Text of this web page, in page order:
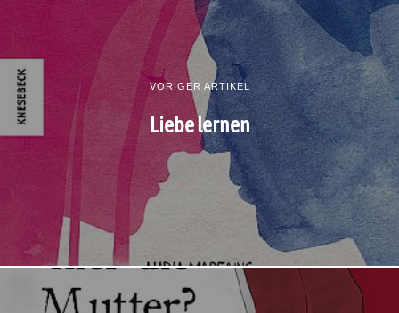
VORIGER ARTIKEL
Liebe lernen